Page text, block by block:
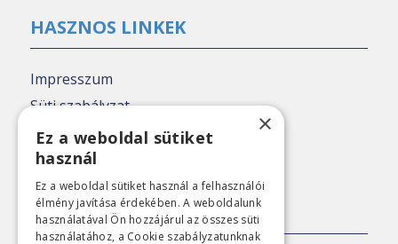
HASZNOS LINKEK
Impresszum
Süti szabályzat
Adatkezelési tájékoztató
Nézőpont archív
SAJTÓKAPCSOLAT
×
Ez a weboldal sütiket
használ
Ez a weboldal sütiket használ a felhasználói
élmény javítása érdekében. A weboldalunk
használatával Ön hozzájárul az összes süti
használatához, a Cookie szabályzatunknak